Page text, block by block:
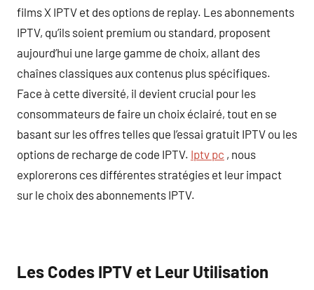
films X IPTV et des options de replay. Les abonnements
IPTV, qu’ils soient premium ou standard, proposent
aujourd’hui une large gamme de choix, allant des
chaînes classiques aux contenus plus spécifiques.
Face à cette diversité, il devient crucial pour les
consommateurs de faire un choix éclairé, tout en se
basant sur les offres telles que l’essai gratuit IPTV ou les
options de recharge de code IPTV. Iptv pc , nous
explorerons ces différentes stratégies et leur impact
sur le choix des abonnements IPTV.
Les Codes IPTV et Leur Utilisation